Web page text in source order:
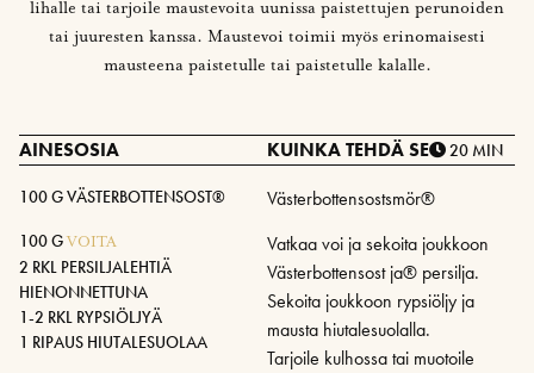
lihalle tai tarjoile maustevoita uunissa paistettujen perunoiden
tai juuresten kanssa. Maustevoi toimii myös erinomaisesti
mausteena paistetulle tai paistetulle kalalle.
AINESOSIA
100 G VÄSTERBOTTENSOST®
100 GVOITA
2 RKL PERSILJALEHTIÄ
HIENONNETTUNA
1-2 RKL RYPSIÖLJYÄ
1 RIPAUS HIUTALESUOLAA
KUINKA TEHDÄ SE 20 MIN
Västerbottensostsmör®
Vatkaa voi ja sekoita joukkoon
Västerbottensost ja® persilja.
Sekoita joukkoon rypsiöljy ja
mausta hiutalesuolalla.
Tarjoile kulhossa tai muotoile